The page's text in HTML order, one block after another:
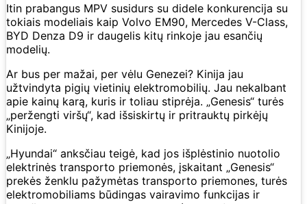
Itin prabangus MPV susidurs su didele konkurencija su
tokiais modeliais kaip Volvo EM90, Mercedes V-Class,
BYD Denza D9 ir daugelis kitų rinkoje jau esančių
modelių.
Ar bus per mažai, per vėlu Genezei? Kinija jau
užtvindyta pigių vietinių elektromobilių. Jau nekalbant
apie kainų karą, kuris ir toliau stiprėja. „Genesis“ turės
„peržengti viršų“, kad išsiskirtų ir pritrauktų pirkėjų
Kinijoje.
„Hyundai“ anksčiau teigė, kad jos išplėstinio nuotolio
elektrinės transporto priemonės, įskaitant „Genesis“
prekės ženklu pažymėtas transporto priemones, turės
elektromobiliams būdingas vairavimo funkcijas ir